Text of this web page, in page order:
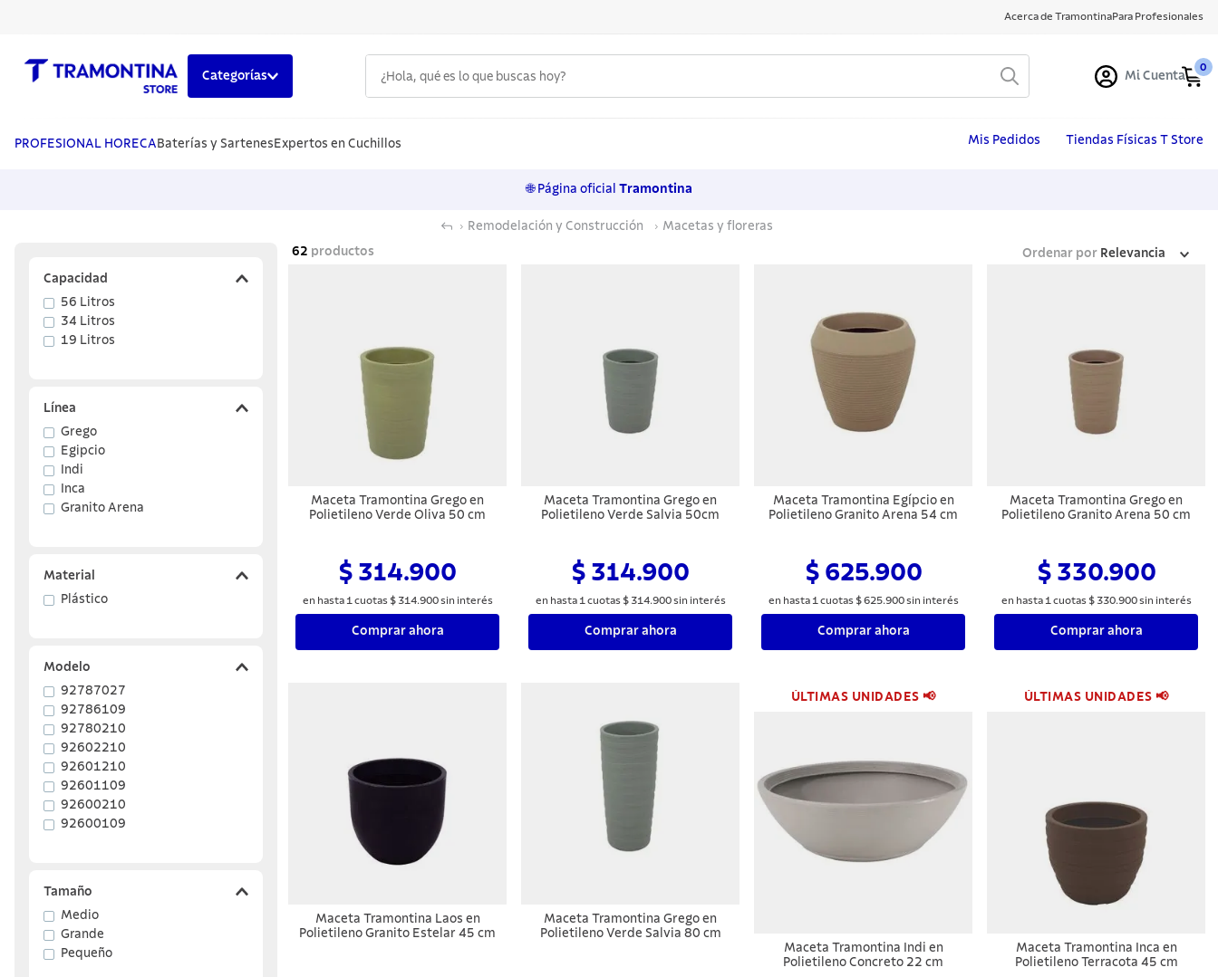
Acerca de TramontinaPara Profesionales
Categorías Mi Cuenta
0
PROFESIONAL HORECA Baterías y Sartenes Expertos en Cuchillos Mis Pedidos Tiendas Físicas T Store
🌐 Página oficial Tramontina
Remodelación y Construcción Macetas y floreras
Capacidad
56 Litros
34 Litros
19 Litros
Línea
Grego
Egipcio
Indi
Inca
Granito Arena
Material
Plástico
Modelo
92787027
92786109
92780210
92602210
92601210
92601109
92600210
92600109
Tamaño
Medio
Grande
Pequeño
62 productos Ordenar por Relevancia
Maceta Tramontina Grego en
Polietileno Verde Oliva 50 cm
$ 314.900
en hasta 1 cuotas $ 314.900sin interés
Comprar ahora
Maceta Tramontina Grego en
Polietileno Verde Salvia 50cm
$ 314.900
en hasta 1 cuotas $ 314.900sin interés
Comprar ahora
Maceta Tramontina Egípcio en
Polietileno Granito Arena 54 cm
$ 625.900
en hasta 1 cuotas $ 625.900sin interés
Comprar ahora
Maceta Tramontina Grego en
Polietileno Granito Arena 50 cm
$ 330.900
en hasta 1 cuotas $ 330.900sin interés
Comprar ahora
Maceta Tramontina Laos en
Polietileno Granito Estelar 45 cm
Maceta Tramontina Grego en
Polietileno Verde Salvia 80 cm
ÚLTIMAS UNIDADES 📢
Maceta Tramontina Indi en
Polietileno Concreto 22 cm
ÚLTIMAS UNIDADES 📢
Maceta Tramontina Inca en
Polietileno Terracota 45 cm
1.
cuchillos
5.